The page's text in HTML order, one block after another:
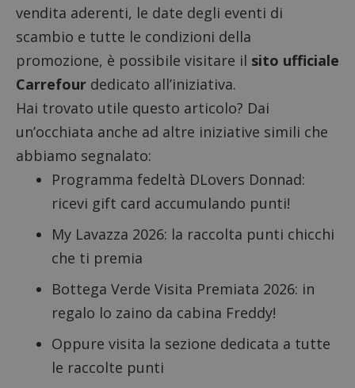
vendita aderenti, le date degli eventi di
scambio e tutte le condizioni della
promozione, è possibile visitare il sito ufficiale
Carrefour dedicato all’iniziativa.
Hai trovato utile questo articolo? Dai
un’occhiata anche ad altre iniziative simili che
abbiamo segnalato:
Programma fedeltà DLovers Donnad:
ricevi gift card accumulando punti!
My Lavazza 2026: la raccolta punti chicchi
che ti premia
Bottega Verde Visita Premiata 2026: in
regalo lo zaino da cabina Freddy!
Oppure visita la sezione dedicata a tutte
le raccolte punti